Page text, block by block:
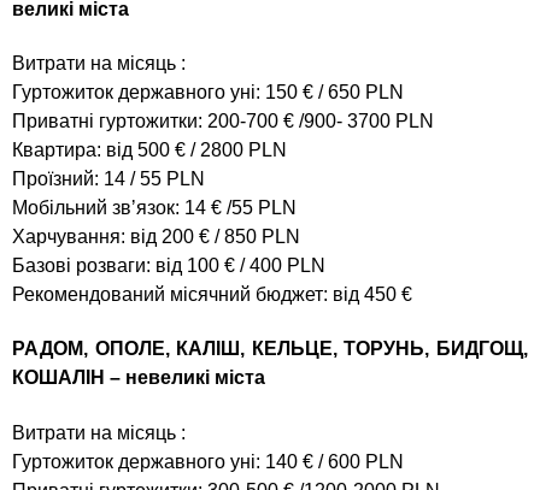
великі міста
Витрати на місяць :
Гуртожиток державного уні: 150 € / 650 PLN
Приватні гуртожитки: 200-700 € /900- 3700 PLN
Квартира: від 500 € / 2800 PLN
Проїзний: 14 / 55 PLN
Мобільний звʼязок: 14 € /55 PLN
Харчування: від 200 € / 850 PLN
Базові розваги: від 100 € / 400 PLN
Рекомендований місячний бюджет: від 450 €
РАДОМ, ОПОЛЕ, КАЛІШ, КЕЛЬЦЕ, ТОРУНЬ, БИДГОЩ,
КОШАЛІН – невеликі міста
Витрати на місяць :
Гуртожиток державного уні: 140 € / 600 PLN